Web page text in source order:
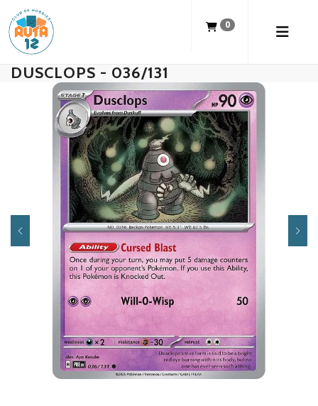
0
DUSCLOPS - 036/131